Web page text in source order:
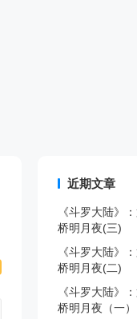
近期文章
《斗罗大陆》
桥明月夜(三)
《斗罗大陆》
桥明月夜(二)
《斗罗大陆》
桥明月夜（一）